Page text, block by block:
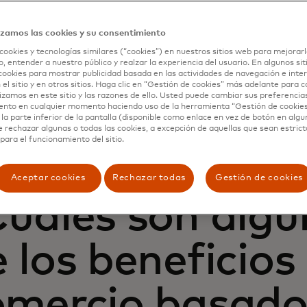
agencial es una nueva forma de compras en línea y
IA "cierra el círculo" o completa tareas para un usuario,
comparar opciones y realizar una compra, con
ese usuario.
mientras chateas en una aplicación de IA
IA: "Resérvame un vuelo sin escalas a Londres por
semana, sin ojos rojos", y el agente revisará las
y tus membresías de lealtad y recompensas de tarjetas
son
los beneficios
las cookies y su consentimiento
y tecnologías similares (“cookies”) en nuestros sitios web para
entender a nuestro público y realzar la experiencia del usuario. En algunos
para mostrar publicidad basada en las actividades de navegación e
el sitio y en otros sitios. Haga clic en “Gestión de cookies” más adelante para
en este sitio y las razones de ello. Usted puede cambiar sus
en cualquier momento haciendo uso de la herramienta “Gestión de
la parte inferior de la pantalla (disponible como enlace en vez de botón en
rechazar algunas o todas las cookies, a excepción de aquellas que sean
el funcionamiento del sitio.
Aceptar cookies Rechazar todas Gestión de cookies